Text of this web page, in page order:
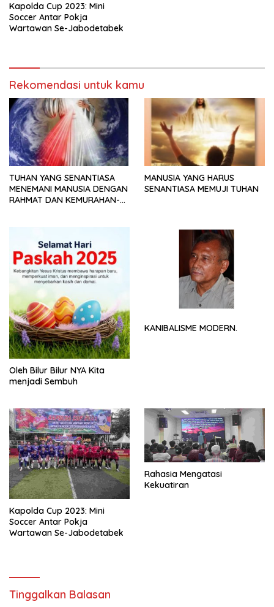
Kapolda Cup 2023: Mini
Soccer Antar Pokja
Wartawan Se-Jabodetabek
Rekomendasi untuk kamu
TUHAN YANG SENANTIASA
MENEMANI MANUSIA DENGAN
RAHMAT DAN KEMURAHAN-
MANUSIA YANG HARUS
SENANTIASA MEMUJI TUHAN
Oleh Bilur Bilur NYA Kita
menjadi Sembuh
KANIBALISME MODERN.
Kapolda Cup 2023: Mini
Soccer Antar Pokja
Wartawan Se-Jabodetabek
Rahasia Mengatasi
Kekuatiran
Tinggalkan Balasan